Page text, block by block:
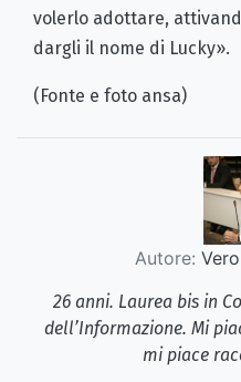
volerlo adottare,
dargli il nome di Lucky».
(Fonte e foto ansa)
Autore:
26 anni. Laurea bis in
dell’Informazione. Mi
mi piace